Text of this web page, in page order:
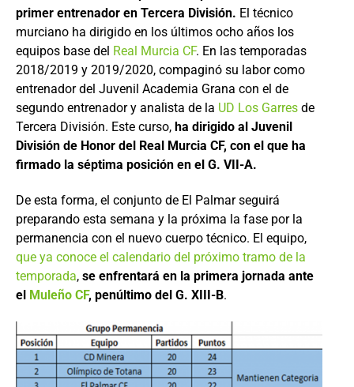
primer entrenador en Tercera División. El técnico
murciano ha dirigido en los últimos ocho años los
equipos base del Real Murcia CF. En las temporadas
2018/2019 y 2019/2020, compaginó su labor como
entrenador del Juvenil Academia Grana con el de
segundo entrenador y analista de la UD Los Garres de
Tercera División. Este curso, ha dirigido al Juvenil
División de Honor del Real Murcia CF, con el que ha
firmado la séptima posición en el G. VII-A.
De esta forma, el conjunto de El Palmar seguirá
preparando esta semana y la próxima la fase por la
permanencia con el nuevo cuerpo técnico. El equipo,
que ya conoce el calendario del próximo tramo de la
temporada, se enfrentará en la primera jornada ante
el Muleño CF, penúltimo del G. XIII-B.